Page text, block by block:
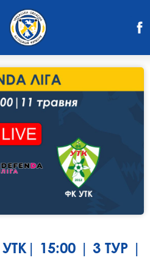
15:00 | 3 ТУР |